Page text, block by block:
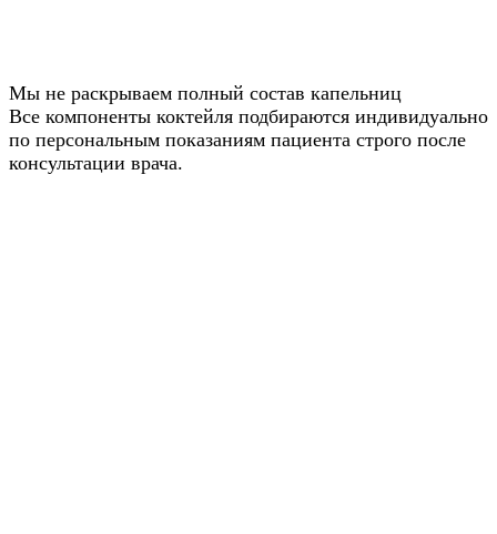
Мы не раскрываем полный состав капельниц
Все компоненты коктейля подбираются индивидуально
по персональным показаниям пациента строго после
консультации врача.